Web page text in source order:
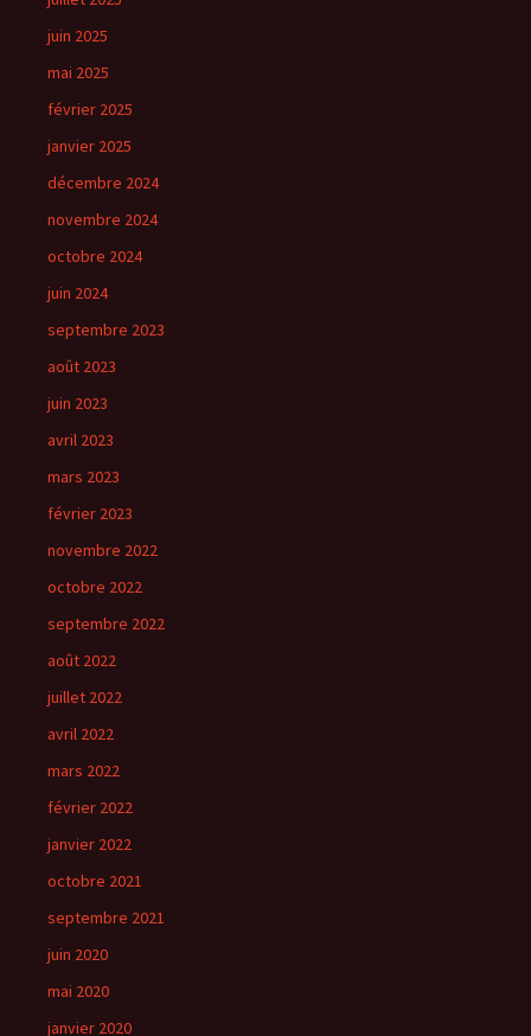
juin 2025
mai 2025
février 2025
janvier 2025
décembre 2024
novembre 2024
octobre 2024
juin 2024
septembre 2023
août 2023
juin 2023
avril 2023
mars 2023
février 2023
novembre 2022
octobre 2022
septembre 2022
août 2022
juillet 2022
avril 2022
mars 2022
février 2022
janvier 2022
octobre 2021
septembre 2021
juin 2020
mai 2020
janvier 2020